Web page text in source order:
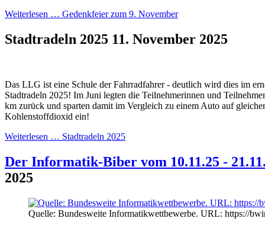
Weiterlesen … Gedenkfeier zum 9. November
Stadtradeln 2025 11. November 2025
Das LLG ist eine Schule der Fahrradfahrer - deutlich wird dies im
Stadtradeln 2025! Im Juni legten die Teilnehmerinnen und
km zurück und sparten damit im Vergleich zu einem Auto auf
Kohlenstoffdioxid ein!
Weiterlesen … Stadtradeln 2025
Der Informatik-Biber vom 10.11.25 -
2025
Quelle: Bundesweite Informatikwettbewerbe. URL: https://